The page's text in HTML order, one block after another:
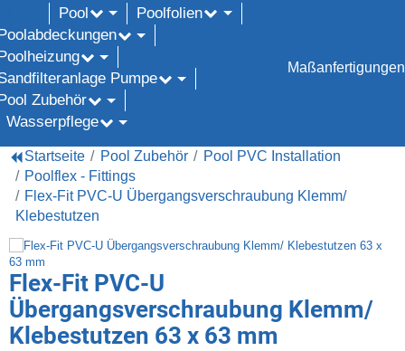
Pool
Poolfolien
Pumpe
Zubehör
Wasserpflege
Maßanfertigungen
Startseite Pool Zubehör
Pool PVC Installation
Poolflex - Fittings
Flex-Fit PVC-U Übergangsverschraubung Klemm/
Klebestutzen
Flex-Fit PVC-U
Übergangsverschraubung Klemm/
Klebestutzen 63 x 63 mm